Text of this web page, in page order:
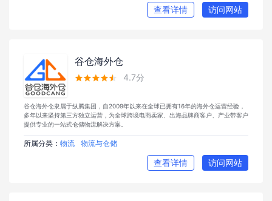
查看详情 访问网站
谷仓海外仓
 4.7分
谷仓海外仓隶属于纵腾集团，自2009年以来在全球已拥有16年的海外仓运营经验，
多年以来坚持第三方独立运营，为全球跨境电商卖家、出海品牌商客户、产业带客户
提供专业的一站式仓储物流解决方案。
所属分类： 物流 物流与仓储
查看详情 访问网站